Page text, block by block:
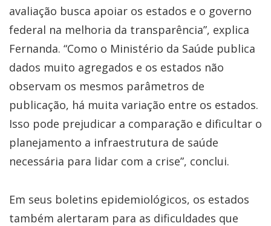
avaliação busca apoiar os estados e o governo
federal na melhoria da transparência”, explica
Fernanda. “Como o Ministério da Saúde publica
dados muito agregados e os estados não
observam os mesmos parâmetros de
publicação, há muita variação entre os estados.
Isso pode prejudicar a comparação e dificultar o
planejamento a infraestrutura de saúde
necessária para lidar com a crise”, conclui.
Em seus boletins epidemiológicos, os estados
também alertaram para as dificuldades que